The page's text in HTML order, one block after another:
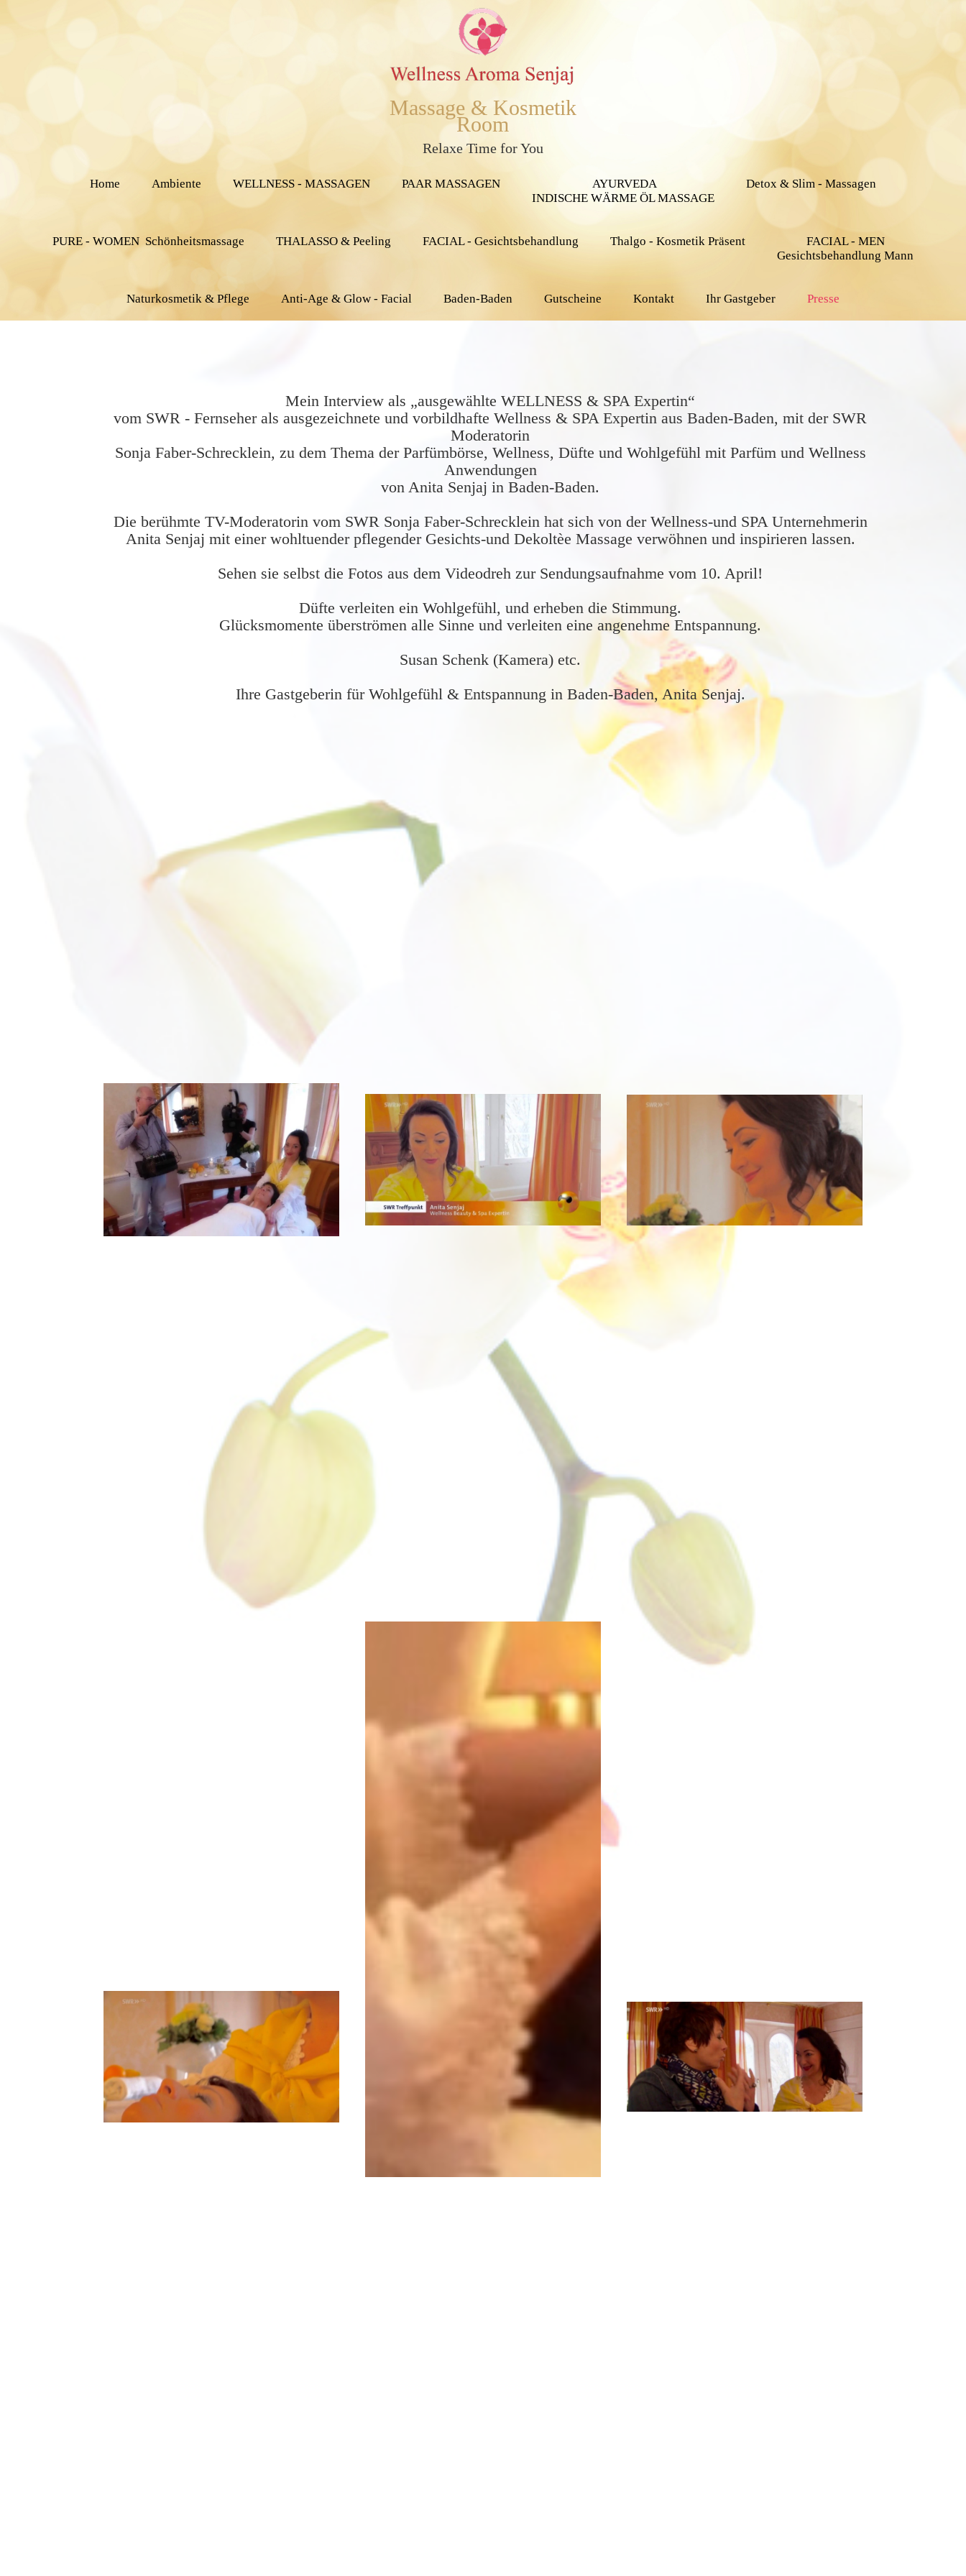
Massage & Kosmetik
Room
Relaxe Time for You
Home Ambiente WELLNESS - MASSAGEN PAAR MASSAGEN
AYURVEDA
INDISCHE WÄRME ÖL MASSAGE
Detox & Slim - Massagen
PURE - WOMEN Schönheitsmassage THALASSO & Peeling FACIAL - Gesichtsbehandlung Thalgo - Kosmetik Präsent
FACIAL - MEN
Gesichtsbehandlung Mann
Naturkosmetik & Pflege Anti-Age & Glow - Facial Baden-Baden Gutscheine Kontakt Ihr Gastgeber Presse
Mein Interview als „ausgewählte WELLNESS & SPA Expertin“
vom SWR - Fernseher als ausgezeichnete und vorbildhafte Wellness & SPA Expertin aus Baden-Baden, mit der SWR
Moderatorin
Sonja Faber-Schrecklein, zu dem Thema der Parfümbörse, Wellness, Düfte und Wohlgefühl mit Parfüm und Wellness
Anwendungen
von Anita Senjaj in Baden-Baden.
Die berühmte TV-Moderatorin vom SWR Sonja Faber-Schrecklein hat sich von der Wellness-und SPA Unternehmerin
Anita Senjaj mit einer wohltuender pflegender Gesichts-und Dekoltèe Massage verwöhnen und inspirieren lassen.
Sehen sie selbst die Fotos aus dem Videodreh zur Sendungsaufnahme vom 10. April!
Düfte verleiten ein Wohlgefühl, und erheben die Stimmung.
Glücksmomente überströmen alle Sinne und verleiten eine angenehme Entspannung.
Susan Schenk (Kamera) etc.
Ihre Gastgeberin für Wohlgefühl & Entspannung in Baden-Baden, Anita Senjaj.